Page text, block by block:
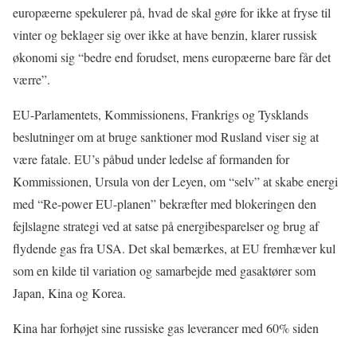
europæerne spekulerer på, hvad de skal gøre for ikke at fryse til
vinter og beklager sig over ikke at have benzin, klarer russisk
økonomi sig “bedre end forudset, mens europæerne bare får det
værre”.
EU-Parlamentets, Kommissionens, Frankrigs og Tysklands
beslutninger om at bruge sanktioner mod Rusland viser sig at
være fatale. EU’s påbud under ledelse af formanden for
Kommissionen, Ursula von der Leyen, om “selv” at skabe energi
med “Re-power EU-planen” bekræfter med blokeringen den
fejlslagne strategi ved at satse på energibesparelser og brug af
flydende gas fra USA. Det skal bemærkes, at EU fremhæver kul
som en kilde til variation og samarbejde med gasaktører som
Japan, Kina og Korea.
Kina har forhøjet sine russiske gas leverancer med 60% siden